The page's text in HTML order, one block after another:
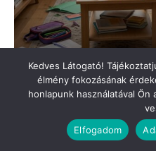
Kedves Látogató!
élmény fokozásának
honlapunk használatával
Elfogadom